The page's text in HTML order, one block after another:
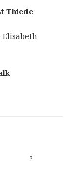
Thiede
Elisabeth
?